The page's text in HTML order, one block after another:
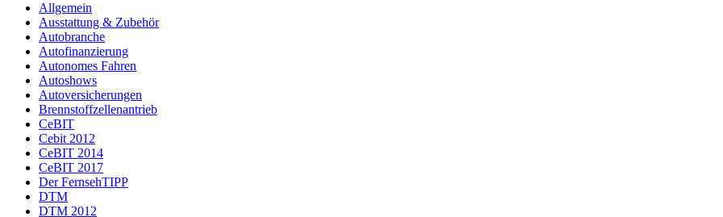
Allgemein
Ausstattung & Zubehör
Autobranche
Autofinanzierung
Autonomes Fahren
Autoshows
Autoversicherungen
Brennstoffzellenantrieb
CeBIT
Cebit 2012
CeBIT 2014
CeBIT 2017
Der FernsehTIPP
DTM
DTM 2012